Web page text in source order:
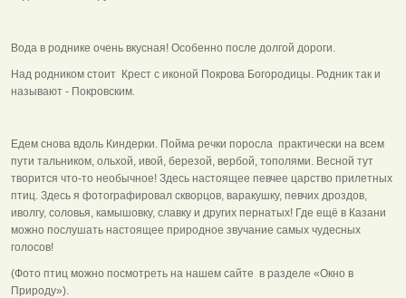
Вода в роднике очень вкусная! Особенно после долгой дороги.
Над родником стоит Крест с иконой Покрова Богородицы. Родник так и
называют - Покровским.
Едем снова вдоль Киндерки. Пойма речки поросла практически на всем
пути тальником, ольхой, ивой, березой, вербой, тополями. Весной тут
творится что-то необычное! Здесь настоящее певчее царство прилетных
птиц. Здесь я фотографировал скворцов, варакушку, певчих дроздов,
иволгу, соловья, камышовку, славку и других пернатых! Где ещё в Казани
можно послушать настоящее природное звучание самых чудесных
голосов!
(Фото птиц можно посмотреть на нашем сайте в разделе «Окно в
Природу»).